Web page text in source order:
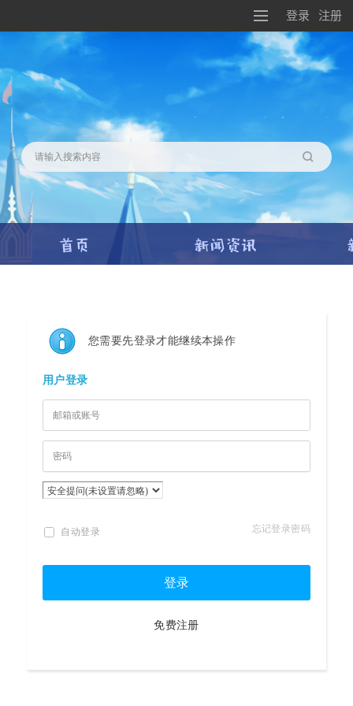
登录 注册
您需要先登录才能继续本操作
用户登录
自动登录 忘记登录密码
登录
免费注册